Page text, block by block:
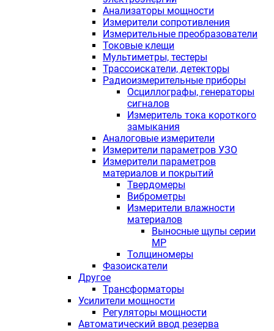
Анализаторы мощности
Измерители сопротивления
Измерительные преобразователи
Токовые клещи
Мультиметры, тестеры
Трассоискатели, детекторы
Радиоизмерительные приборы
Осциллографы, генераторы
сигналов
Измеритель тока короткого
замыкания
Аналоговые измерители
Измерители параметров УЗО
Измерители параметров
материалов и покрытий
Твердомеры
Виброметры
Измерители влажности
материалов
Выносные щупы серии
МР
Толщиномеры
Фазоискатели
Другое
Трансформаторы
Усилители мощности
Регуляторы мощности
Автоматический ввод резерва